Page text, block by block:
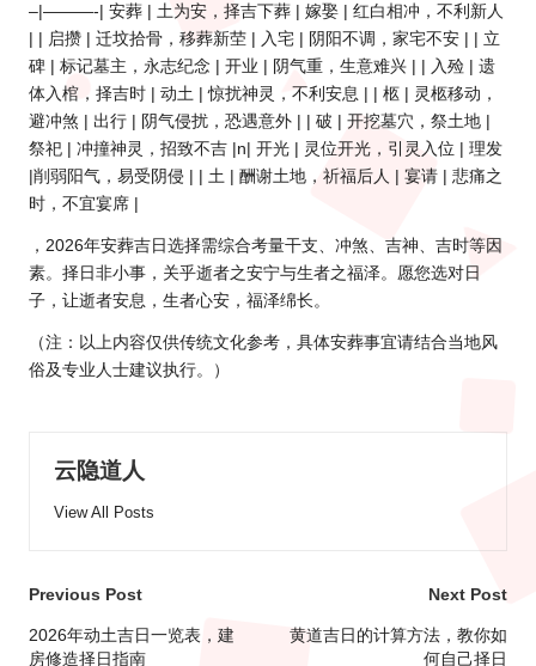
–|———-| 安葬 | 土为安，择吉下葬 | 嫁娶 | 红白相冲，不利新人
| | 启攒 | 迁坟拾骨，移葬新茔 | 入宅 | 阴阳不调，家宅不安 | | 立
碑 | 标记墓主，永志纪念 | 开业 | 阴气重，生意难兴 | | 入殓 | 遗
体入棺，择吉时 | 动土 | 惊扰神灵，不利安息 | | 柩 | 灵柩移动，
避冲煞 | 出行 | 阴气侵扰，恐遇意外 | | 破 | 开挖墓穴，祭土地 |
祭祀 | 冲撞神灵，招致不吉 |n| 开光 | 灵位开光，引灵入位 | 理发
|削弱阳气，易受阴侵 | | 土 | 酬谢土地，祈福后人 | 宴请 | 悲痛之
时，不宜宴席 |
，2026年安葬吉日选择需综合考量干支、冲煞、吉神、吉时等因
素。择日非小事，关乎逝者之安宁与生者之福泽。愿您选对日
子，让逝者安息，生者心安，福泽绵长。
（注：以上内容仅供传统文化参考，具体安葬事宜请结合当地风
俗及专业人士建议执行。）
云隐道人
View All Posts
Post
navigation
Previous Post
2026年动土吉日一览表，建
房修造择日指南
Next Post
黄道吉日的计算方法，教你如
何自己择日